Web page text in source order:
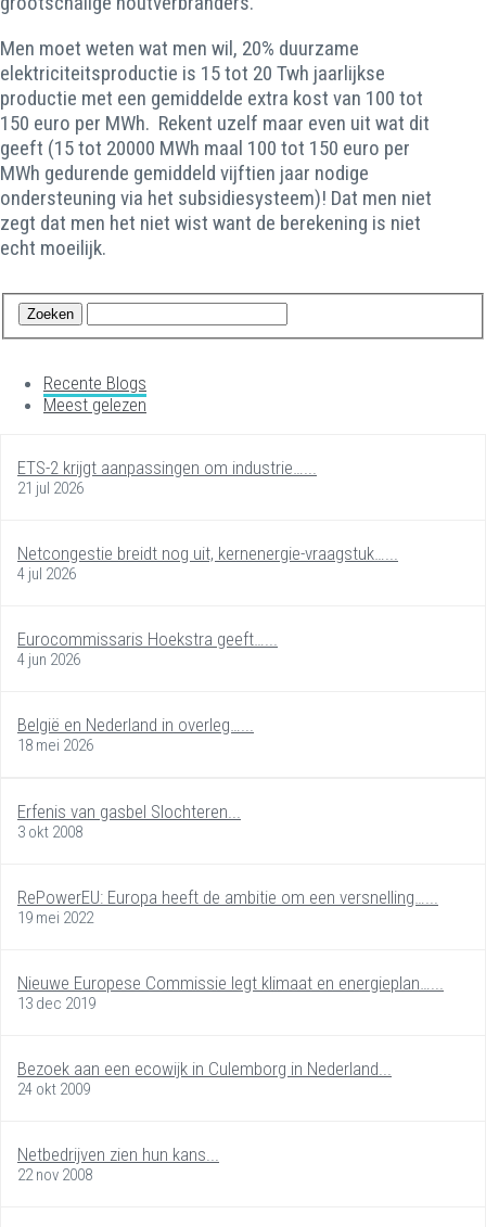
Men moet weten wat men wil, 20% duurzame
elektriciteitsproductie is 15 tot 20 Twh jaarlijkse
productie met een gemiddelde extra kost van 100 tot
150 euro per MWh. Rekent uzelf maar even uit wat dit
geeft (15 tot 20000 MWh maal 100 tot 150 euro per
MWh gedurende gemiddeld vijftien jaar nodige
ondersteuning via het subsidiesysteem)! Dat men niet
zegt dat men het niet wist want de berekening is niet
echt moeilijk.
Recente Blogs
Meest gelezen
ETS-2 krijgt aanpassingen om industrie…...
21 jul 2026
Netcongestie breidt nog uit, kernenergie-vraagstuk…...
4 jul 2026
Eurocommissaris Hoekstra geeft…...
4 jun 2026
België en Nederland in overleg…...
18 mei 2026
Erfenis van gasbel Slochteren...
3 okt 2008
RePowerEU: Europa heeft de ambitie om een versnelling…...
19 mei 2022
Nieuwe Europese Commissie legt klimaat en energieplan…...
13 dec 2019
Bezoek aan een ecowijk in Culemborg in Nederland...
24 okt 2009
Netbedrijven zien hun kans...
22 nov 2008